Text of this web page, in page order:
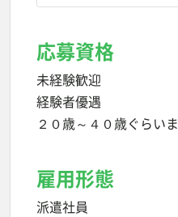
応募資格
未経験歓迎
経験者優遇
２０歳～４０歳ぐらい
雇用形態
派遣社員